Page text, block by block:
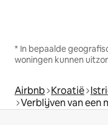
* In bepaalde
woningen kunnen
Airbnb Kroatië
Verblijven van een